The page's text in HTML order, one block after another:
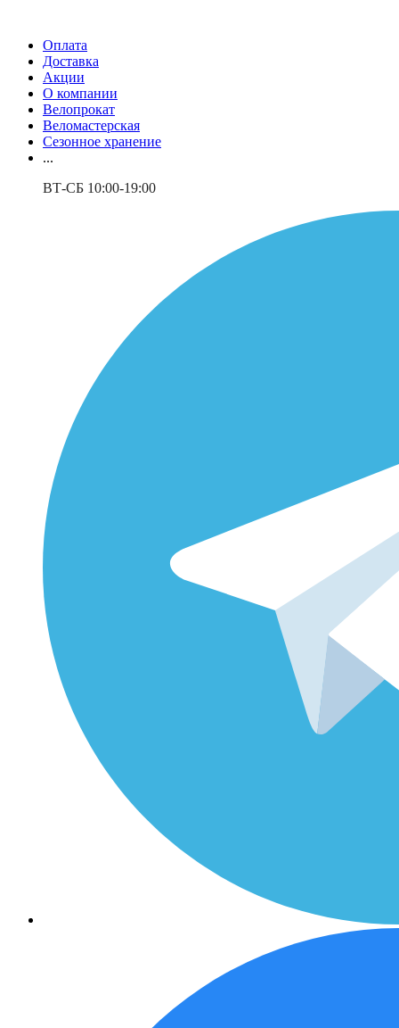
Оплата
Доставка
Акции
О компании
Велопрокат
Веломастерская
Сезонное хранение
...
ВТ-СБ 10:00-19:00